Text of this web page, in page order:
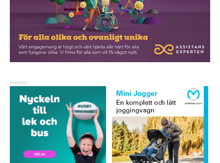
ANNONS